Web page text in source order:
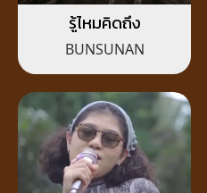
รู้ไหมคิดถึง
BUNSUNAN